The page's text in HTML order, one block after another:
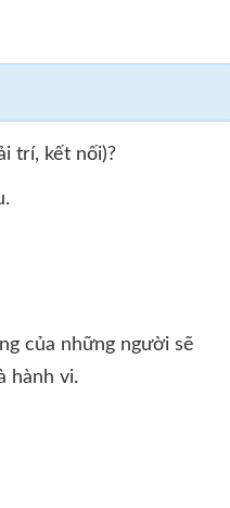
trí, kết nối)?
của những người sẽ
hành vi.